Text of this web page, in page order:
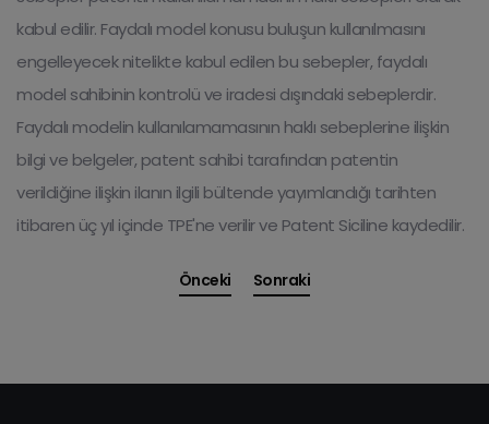
kabul edilir. Faydalı model konusu buluşun kullanılmasını
engelleyecek nitelikte kabul edilen bu sebepler, faydalı
model sahibinin kontrolü ve iradesi dışındaki sebeplerdir.
Faydalı modelin kullanılamamasının haklı sebeplerine ilişkin
bilgi ve belgeler, patent sahibi tarafından patentin
verildiğine ilişkin ilanın ilgili bültende yayımlandığı tarihten
itibaren üç yıl içinde TPE'ne verilir ve Patent Siciline kaydedilir.
Önceki Sonraki